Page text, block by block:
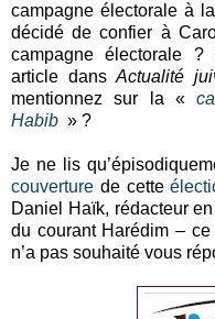
campagne électorale à
décidé de confier à
campagne électorale ?
article dansActualité
mentionnez sur la «
Habib » ?
Je ne lis
couverture de cette
Daniel Haïk, rédacteur
du courant Harédim –
n’a pas souhaité vous